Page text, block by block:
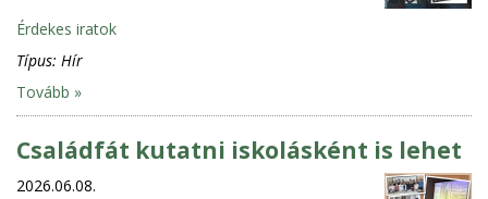
Érdekes iratok
Típus: Hír
Tovább »
Családfát kutatni iskolásként is lehet
2026.06.08.